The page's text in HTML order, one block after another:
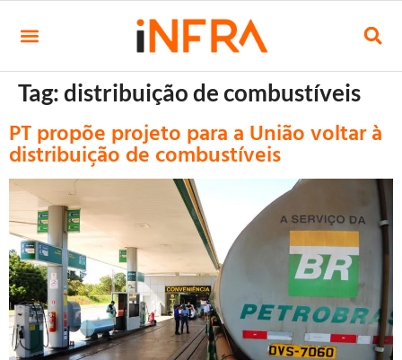
Tag:distribuição de combustíveis
PT propõe projeto para a União voltar à
distribuição de combustíveis